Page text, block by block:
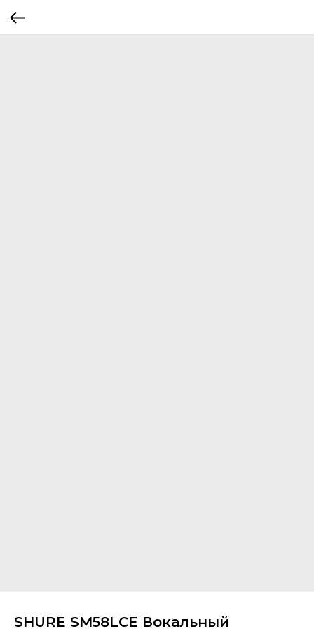
SHURE SM58LCE Вокальный